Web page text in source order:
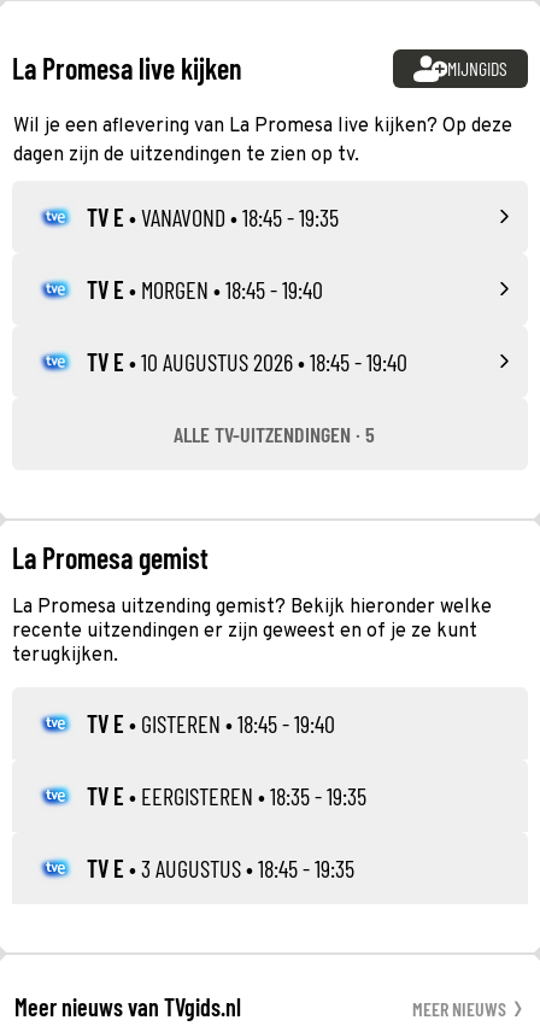
La Promesa live kijken MIJNGIDS
Wil je een aflevering van La Promesa live kijken? Op deze
dagen zijn de uitzendingen te zien op tv.
TV E •VANAVOND • 18:45 - 19:35
TV E • MORGEN • 18:45 - 19:40
TV E •10 AUGUSTUS 2026• 18:45 - 19:40
ALLE TV-UITZENDINGEN · 5
La Promesa gemist
La Promesa uitzending gemist? Bekijk hieronder welke
recente uitzendingen er zijn geweest en of je ze kunt
terugkijken.
TV E • GISTEREN • 18:45 - 19:40
TV E • EERGISTEREN • 18:35 - 19:35
TV E •3 AUGUSTUS• 18:45 - 19:35
Meer nieuws van TVgids.nl MEER NIEUWS